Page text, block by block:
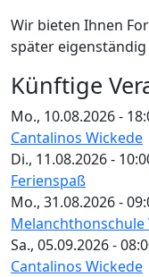
Wir bieten Ihnen
später
Künftige
Mo., 10.08.2026 -
Cantalinos Wickede
Di., 11.08.2026 -
Ferienspaß
Mo., 31.08.2026 -
Sa., 05.09.2026 -
Cantalinos Wickede